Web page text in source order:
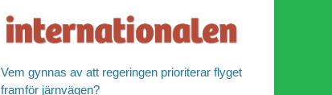
Vem gynnas av att regeringen prioriterar flyget
framför järnvägen?